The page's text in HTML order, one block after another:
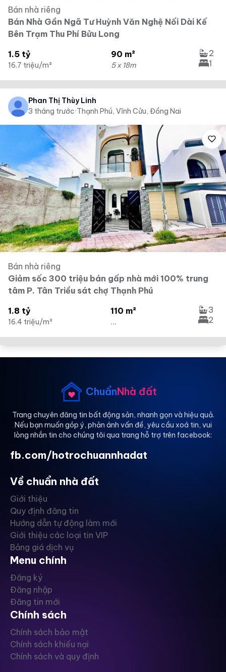
Bán nhà riêng
Bán Nhà Gần Ngã Tư Huỳnh Văn Nghệ Nối Dài Kế
Bên Trạm Thu Phí Bửu Long
1.5 tỷ
16.7 triệu/m²
90 m²
5 x 18m
2
1
Phan Thị Thùy Linh
3 tháng trước·Thạnh Phú, Vĩnh Cửu, Đồng Nai
Bán nhà riêng
Giảm sốc 300 triệu bán gấp nhà mới 100% trung
tâm P. Tân Triều sát chợ Thạnh Phú
1.8 tỷ
16.4 triệu/m²
110 m²
...
3
2
ChuẩnNhà đất
Trang chuyên đăng tin bất động sản, nhanh gọn và hiệu quả.
Nếu bạn muốn góp ý, phản ánh vấn đề, yêu cầu xoá tin, vui
lòng nhắn tin cho chúng tôi qua trang hỗ trợ trên facebook:
fb.com/hotrochuannhadat
Về chuẩn nhà đất
Giới thiệu
Quy định đăng tin
Hướng dẫn tự động làm mới
Giới thiệu các loại tin VIP
Bảng giá dịch vụ
Menu chính
Đăng ký
Đăng nhập
Đăng tin mới
Chính sách
Chính sách bảo mật
Chính sách khiếu nại
Chính sách và quy định